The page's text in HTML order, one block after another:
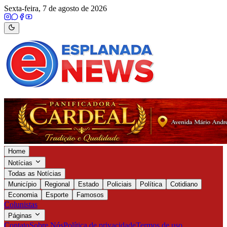
Sexta-feira, 7 de agosto de 2026
Home
Notícias
Todas as Notícias
Município
Regional Estado Policiais Política
Cotidiano
Economia
Esporte Famosos
Colunistas
Páginas
ContatoSobre NósPolítica de privacidadeTermos de uso